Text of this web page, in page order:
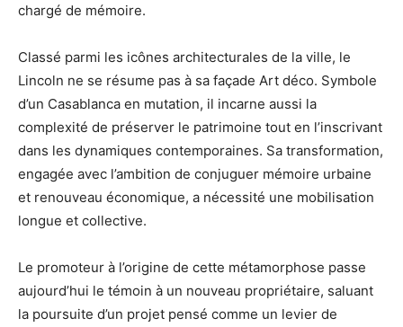
chargé de mémoire.
Classé parmi les icônes architecturales de la ville, le
Lincoln ne se résume pas à sa façade Art déco. Symbole
d’un Casablanca en mutation, il incarne aussi la
complexité de préserver le patrimoine tout en l’inscrivant
dans les dynamiques contemporaines. Sa transformation,
engagée avec l’ambition de conjuguer mémoire urbaine
et renouveau économique, a nécessité une mobilisation
longue et collective.
Le promoteur à l’origine de cette métamorphose passe
aujourd’hui le témoin à un nouveau propriétaire, saluant
la poursuite d’un projet pensé comme un levier de